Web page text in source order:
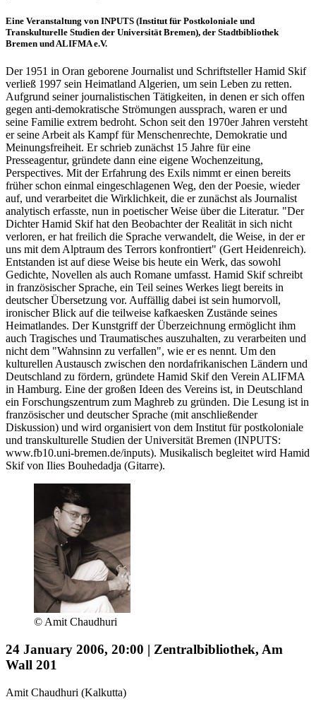
Eine Veranstaltung von INPUTS (Institut für Postkoloniale und
Transkulturelle Studien der Universität Bremen), der Stadtbibliothek
Bremen und ALIFMA e.V.
Der 1951 in Oran geborene Journalist und Schriftsteller Hamid Skif
verließ 1997 sein Heimatland Algerien, um sein Leben zu retten.
Aufgrund seiner journalistischen Tätigkeiten, in denen er sich offen
gegen anti-demokratische Strömungen aussprach, waren er und
seine Familie extrem bedroht. Schon seit den 1970er Jahren versteht
er seine Arbeit als Kampf für Menschenrechte, Demokratie und
Meinungsfreiheit. Er schrieb zunächst 15 Jahre für eine
Presseagentur, gründete dann eine eigene Wochenzeitung,
Perspectives. Mit der Erfahrung des Exils nimmt er einen bereits
früher schon einmal eingeschlagenen Weg, den der Poesie, wieder
auf, und verarbeitet die Wirklichkeit, die er zunächst als Journalist
analytisch erfasste, nun in poetischer Weise über die Literatur. "Der
Dichter Hamid Skif hat den Beobachter der Realität in sich nicht
verloren, er hat freilich die Sprache verwandelt, die Weise, in der er
uns mit dem Alptraum des Terrors konfrontiert" (Gert Heidenreich).
Entstanden ist auf diese Weise bis heute ein Werk, das sowohl
Gedichte, Novellen als auch Romane umfasst. Hamid Skif schreibt
in französischer Sprache, ein Teil seines Werkes liegt bereits in
deutscher Übersetzung vor. Auffällig dabei ist sein humorvoll,
ironischer Blick auf die teilweise kafkaesken Zustände seines
Heimatlandes. Der Kunstgriff der Überzeichnung ermöglicht ihm
auch Tragisches und Traumatisches auszuhalten, zu verarbeiten und
nicht dem "Wahnsinn zu verfallen", wie er es nennt. Um den
kulturellen Austausch zwischen den nordafrikanischen Ländern und
Deutschland zu fördern, gründete Hamid Skif den Verein ALIFMA
in Hamburg. Eine der großen Ideen des Vereins ist, in Deutschland
ein Forschungszentrum zum Maghreb zu gründen. Die Lesung ist in
französischer und deutscher Sprache (mit anschließender
Diskussion) und wird organisiert von dem Institut für postkoloniale
und transkulturelle Studien der Universität Bremen (INPUTS:
www.fb10.uni-bremen.de/inputs). Musikalisch begleitet wird Hamid
Skif von Ilies Bouhedadja (Gitarre).
© Amit Chaudhuri
24 January 2006, 20:00 | Zentralbibliothek, Am
Wall 201
Amit Chaudhuri (Kalkutta)